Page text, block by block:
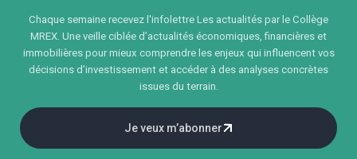
Chaque semaine recevez l'infolettre Les actualités par le Collège
MREX. Une veille ciblée d’actualités économiques, financières et
immobilières pour mieux comprendre les enjeux qui influencent vos
décisions d’investissement et accéder à des analyses concrètes
issues du terrain.
Je veux m’abonner